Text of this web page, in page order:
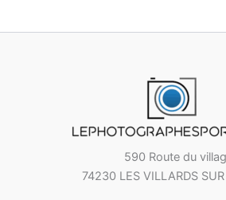
590 Route du
74230 LES VILLARDS